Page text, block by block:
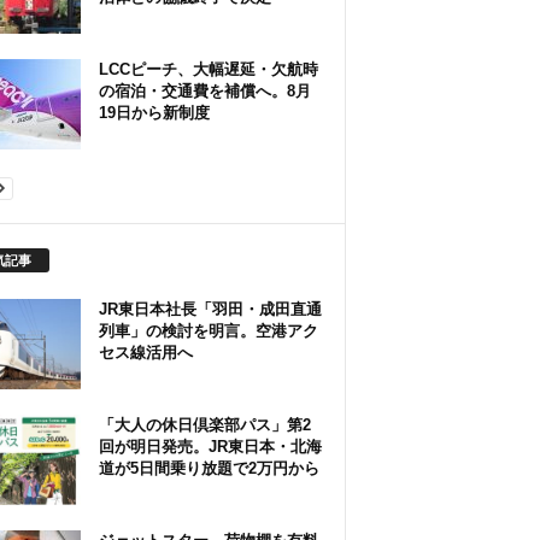
LCCピーチ、大幅遅延・欠航時
の宿泊・交通費を補償へ。8月
19日から新制度
記事
JR東日本社長「羽田・成田直通
列車」の検討を明言。空港アク
セス線活用へ
「大人の休日倶楽部パス」第2
回が明日発売。JR東日本・北海
道が5日間乗り放題で2万円から